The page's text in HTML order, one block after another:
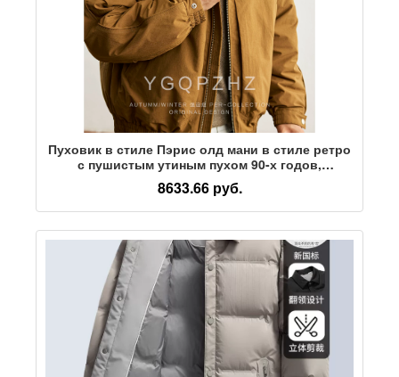
Пуховик в стиле Пэрис олд мани в стиле ретро
с пушистым утиным пухом 90-х годов,
клетчатый пуховик с воротником-стойкой,
мужская зимняя новая теплая куртка
8633.66 руб.